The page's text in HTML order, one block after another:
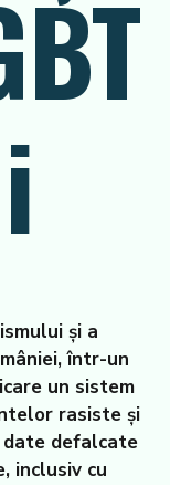
și a
într-un
un sistem
rasiste și
date defalcate
inclusiv cu